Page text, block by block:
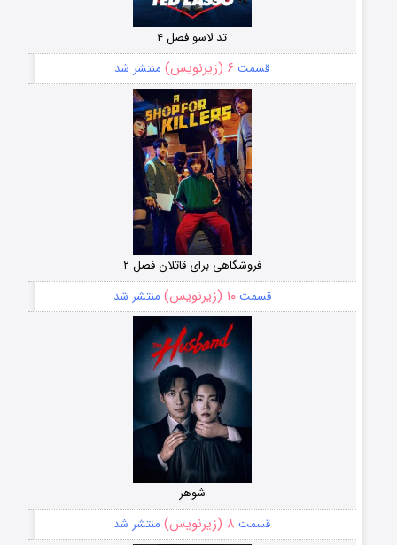
تد لاسو فصل ۴
قسمت ۶ (زیرنویس) منتشر شد
فروشگاهی برای قاتلان فصل ۲
قسمت۱۰ (زیرنویس) منتشر شد
شوهر
قسمت ۸ (زیرنویس) منتشر شد